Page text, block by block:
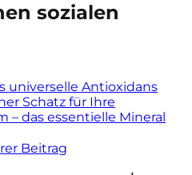
sozialen
universelle Antioxidans
Schatz für Ihre
– das essentielle Mineral
Beitrag